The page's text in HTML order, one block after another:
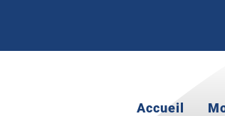
Accueil